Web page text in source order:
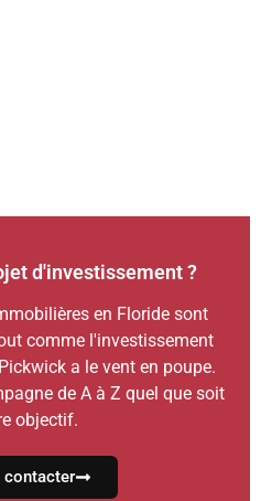
d'investissement ?
en Floride sont
comme l'investissement
a le vent en poupe.
de A à Z quel que soit
objectif.
contacter